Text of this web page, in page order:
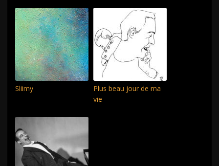
Sliimy
Plus beau jour de ma
vie